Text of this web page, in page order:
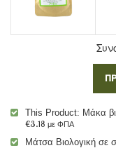
This Product: Μάκα
€3.18 με ΦΠΑ
Μάτσα Βιολογική σε